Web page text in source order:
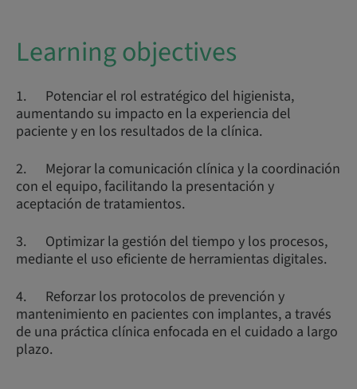
Learning objectives
1. Potenciar el rol estratégico del higienista,
aumentando su impacto en la experiencia del
paciente y en los resultados de la clínica.
2. Mejorar la comunicación clínica y la coordinación
con el equipo, facilitando la presentación y
aceptación de tratamientos.
3. Optimizar la gestión del tiempo y los procesos,
mediante el uso eficiente de herramientas digitales.
4. Reforzar los protocolos de prevención y
mantenimiento en pacientes con implantes, a través
de una práctica clínica enfocada en el cuidado a largo
plazo.